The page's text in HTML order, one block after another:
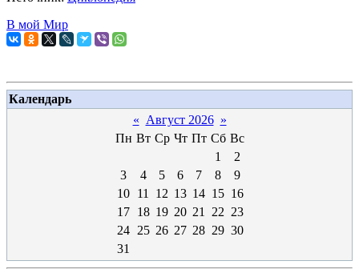
В мой Мир
Календарь
« Август 2026 »
Пн Вт Ср Чт Пт Сб Вс
1
2
3
4 5 6 7 8
9
10 11 12 13 14 15 16
17 18 19 20 21 22 23
24 25 26 27 28 29 30
31